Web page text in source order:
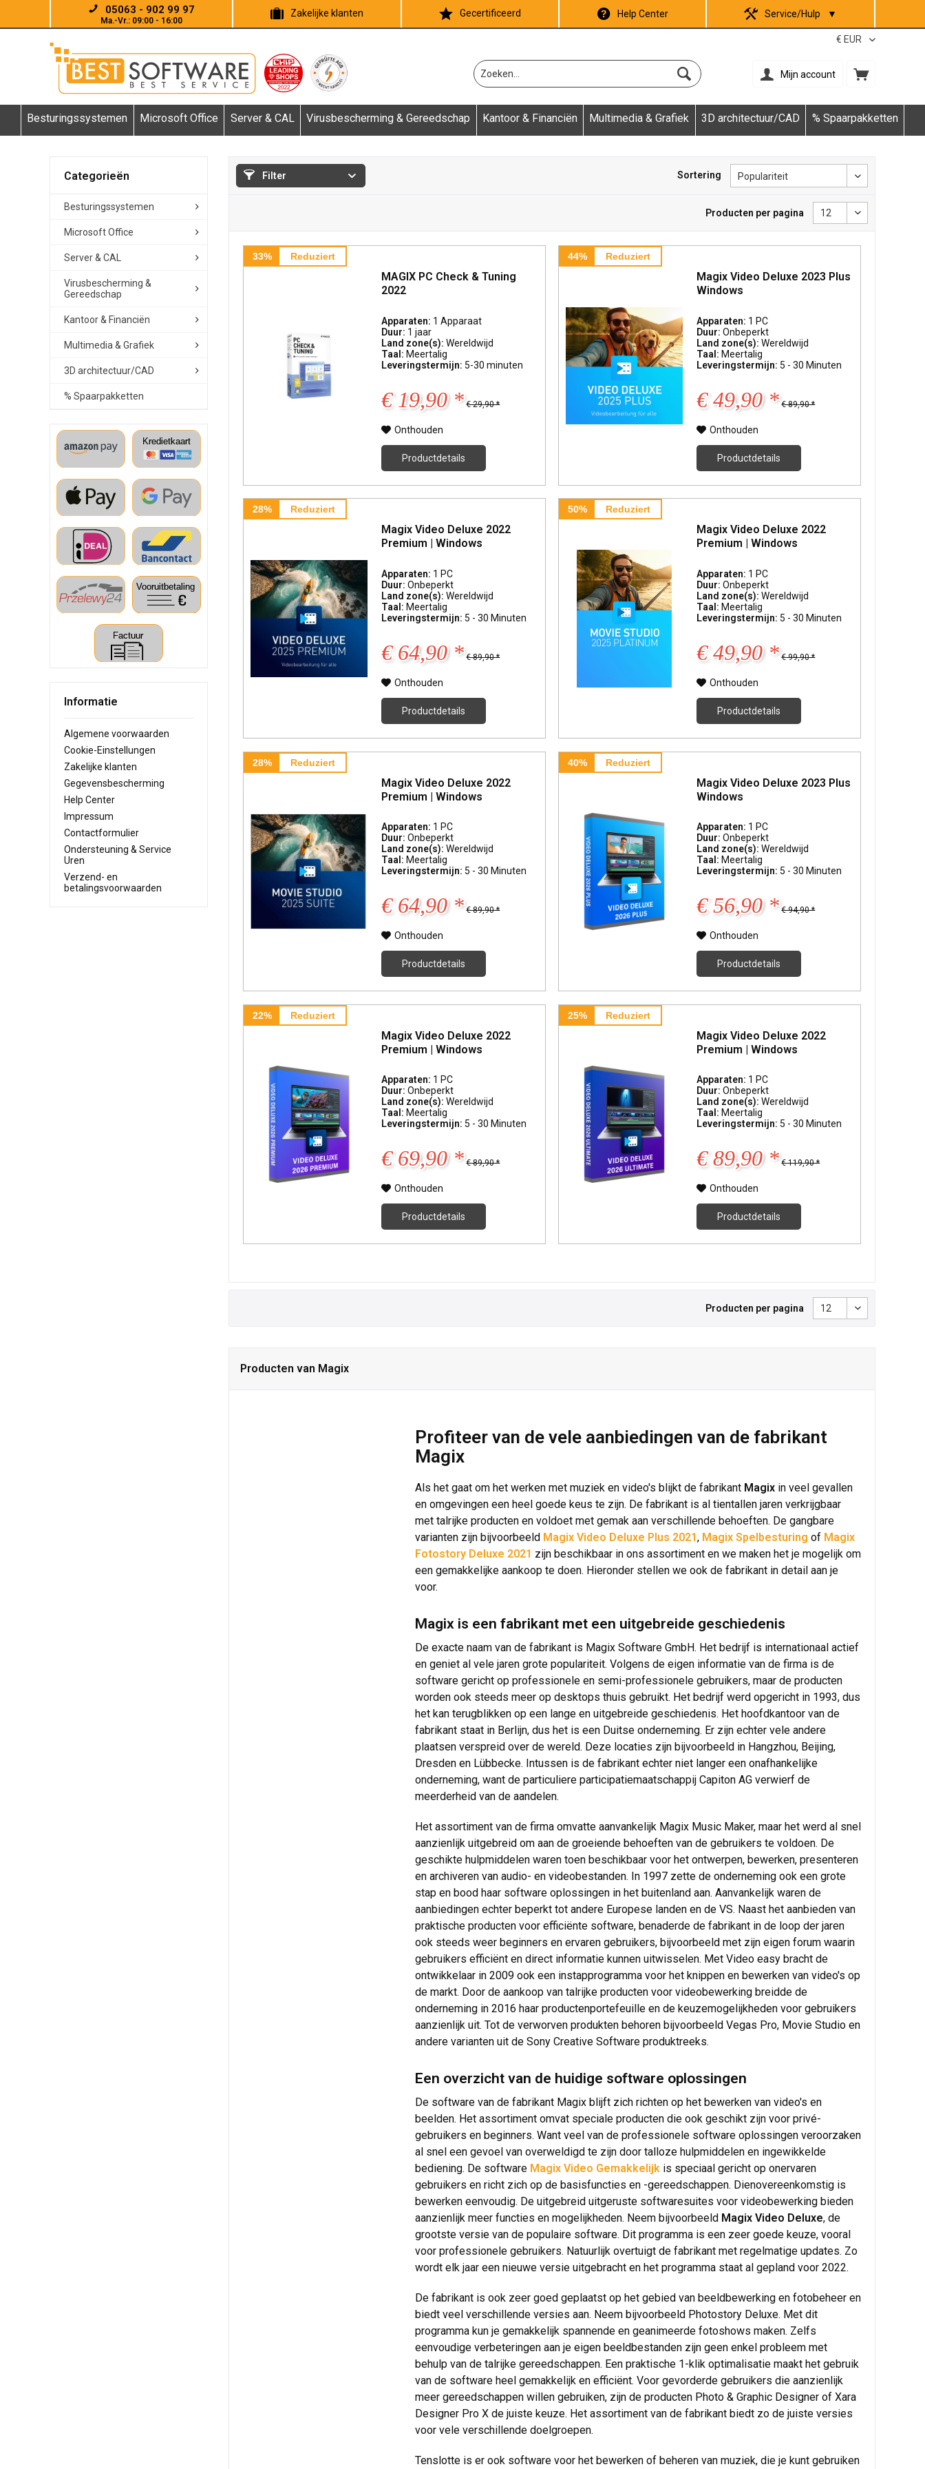
05063 - 902 99 97
Ma.-Vr.: 09:00 - 16:00
Zakelijke klanten Gecertificeerd Help Center Service/Hulp ▼
Mijn account
Besturingssystemen Microsoft Office Server & CAL Virusbescherming & Gereedschap Kantoor & Financiën Multimedia & Grafiek 3D architectuur/CAD % Spaarpakketten
Categorieën
Besturingssystemen
Microsoft Office
Server & CAL
Virusbescherming &
Gereedschap
Kantoor & Financiën
Multimedia & Grafiek
3D architectuur/CAD
% Spaarpakketten
Informatie
Algemene voorwaarden
Cookie-Einstellungen
Zakelijke klanten
Gegevensbescherming
Help Center
Impressum
Contactformulier
Ondersteuning & Service
Uren
Verzend- en
betalingsvoorwaarden
Filter Sortering
Producten per pagina
33% Reduziert
MAGIX PC Check & Tuning
2022
Apparaten: 1 Apparaat
Duur: 1 jaar
Land zone(s):Wereldwijd
Taal: Meertalig
Leveringstermijn: 5-30 minuten
€ 19,90 * € 29,90 *
Onthouden
Productdetails
44% Reduziert
Magix Video Deluxe 2023 Plus
Windows
Apparaten: 1 PC
Duur:Onbeperkt
Land zone(s):Wereldwijd
Taal: Meertalig
Leveringstermijn: 5 - 30 Minuten
€ 49,90 * € 89,90 *
Onthouden
Productdetails
28% Reduziert
Magix Video Deluxe 2022
Premium | Windows
Apparaten: 1 PC
Duur:Onbeperkt
Land zone(s):Wereldwijd
Taal: Meertalig
Leveringstermijn: 5 - 30 Minuten
€ 64,90 * € 89,90 *
Onthouden
Productdetails
50% Reduziert
Magix Video Deluxe 2022
Premium | Windows
Apparaten: 1 PC
Duur:Onbeperkt
Land zone(s):Wereldwijd
Taal: Meertalig
Leveringstermijn: 5 - 30 Minuten
€ 49,90 * € 99,90 *
Onthouden
Productdetails
28% Reduziert
Magix Video Deluxe 2022
Premium | Windows
Apparaten: 1 PC
Duur:Onbeperkt
Land zone(s):Wereldwijd
Taal: Meertalig
Leveringstermijn: 5 - 30 Minuten
€ 64,90 * € 89,90 *
Onthouden
Productdetails
40% Reduziert
Magix Video Deluxe 2023 Plus
Windows
Apparaten: 1 PC
Duur:Onbeperkt
Land zone(s):Wereldwijd
Taal: Meertalig
Leveringstermijn: 5 - 30 Minuten
€ 56,90 * € 94,90 *
Onthouden
Productdetails
22% Reduziert
Magix Video Deluxe 2022
Premium | Windows
Apparaten: 1 PC
Duur:Onbeperkt
Land zone(s):Wereldwijd
Taal: Meertalig
Leveringstermijn: 5 - 30 Minuten
€ 69,90 * € 89,90 *
Onthouden
Productdetails
25% Reduziert
Magix Video Deluxe 2022
Premium | Windows
Apparaten: 1 PC
Duur:Onbeperkt
Land zone(s):Wereldwijd
Taal: Meertalig
Leveringstermijn: 5 - 30 Minuten
€ 89,90 * € 119,90 *
Onthouden
Productdetails
Producten per pagina
Producten van Magix
Profiteer van de vele aanbiedingen van de fabrikant
Magix
Als het gaat om het werken met muziek en video's blijkt de fabrikant Magix in veel gevallen
en omgevingen een heel goede keus te zijn. De fabrikant is al tientallen jaren verkrijgbaar
met talrijke producten en voldoet met gemak aan verschillende behoeften. De gangbare
varianten zijn bijvoorbeeld Magix Video Deluxe Plus 2021, Magix Spelbesturing of Magix
Fotostory Deluxe 2021 zijn beschikbaar in ons assortiment en we maken het je mogelijk om
een gemakkelijke aankoop te doen. Hieronder stellen we ook de fabrikant in detail aan je
voor.
Magix is een fabrikant met een uitgebreide geschiedenis
De exacte naam van de fabrikant is Magix Software GmbH. Het bedrijf is internationaal actief
en geniet al vele jaren grote populariteit. Volgens de eigen informatie van de firma is de
software gericht op professionele en semi-professionele gebruikers, maar de producten
worden ook steeds meer op desktops thuis gebruikt. Het bedrijf werd opgericht in 1993, dus
het kan terugblikken op een lange en uitgebreide geschiedenis. Het hoofdkantoor van de
fabrikant staat in Berlijn, dus het is een Duitse onderneming. Er zijn echter vele andere
plaatsen verspreid over de wereld. Deze locaties zijn bijvoorbeeld in Hangzhou, Beijing,
Dresden en Lübbecke. Intussen is de fabrikant echter niet langer een onafhankelijke
onderneming, want de particuliere participatiemaatschappij Capiton AG verwierf de
meerderheid van de aandelen.
Het assortiment van de firma omvatte aanvankelijk Magix Music Maker, maar het werd al snel
aanzienlijk uitgebreid om aan de groeiende behoeften van de gebruikers te voldoen. De
geschikte hulpmiddelen waren toen beschikbaar voor het ontwerpen, bewerken, presenteren
en archiveren van audio- en videobestanden. In 1997 zette de onderneming ook een grote
stap en bood haar software oplossingen in het buitenland aan. Aanvankelijk waren de
aanbiedingen echter beperkt tot andere Europese landen en de VS. Naast het aanbieden van
praktische producten voor efficiënte software, benaderde de fabrikant in de loop der jaren
ook steeds weer beginners en ervaren gebruikers, bijvoorbeeld met zijn eigen forum waarin
gebruikers efficiënt en direct informatie kunnen uitwisselen. Met Video easy bracht de
ontwikkelaar in 2009 ook een instapprogramma voor het knippen en bewerken van video's op
de markt. Door de aankoop van talrijke producten voor videobewerking breidde de
onderneming in 2016 haar productenportefeuille en de keuzemogelijkheden voor gebruikers
aanzienlijk uit. Tot de verworven produkten behoren bijvoorbeeld Vegas Pro, Movie Studio en
andere varianten uit de Sony Creative Software produktreeks.
Een overzicht van de huidige software oplossingen
De software van de fabrikant Magix blijft zich richten op het bewerken van video's en
beelden. Het assortiment omvat speciale producten die ook geschikt zijn voor privé-
gebruikers en beginners. Want veel van de professionele software oplossingen veroorzaken
al snel een gevoel van overweldigd te zijn door talloze hulpmiddelen en ingewikkelde
bediening. De software Magix Video Gemakkelijk is speciaal gericht op onervaren
gebruikers en richt zich op de basisfuncties en -gereedschappen. Dienovereenkomstig is
bewerken eenvoudig. De uitgebreid uitgeruste softwaresuites voor videobewerking bieden
aanzienlijk meer functies en mogelijkheden. Neem bijvoorbeeld Magix Video Deluxe, de
grootste versie van de populaire software. Dit programma is een zeer goede keuze, vooral
voor professionele gebruikers. Natuurlijk overtuigt de fabrikant met regelmatige updates. Zo
wordt elk jaar een nieuwe versie uitgebracht en het programma staat al gepland voor 2022.
De fabrikant is ook zeer goed geplaatst op het gebied van beeldbewerking en fotobeheer en
biedt veel verschillende versies aan. Neem bijvoorbeeld Photostory Deluxe. Met dit
programma kun je gemakkelijk spannende en geanimeerde fotoshows maken. Zelfs
eenvoudige verbeteringen aan je eigen beeldbestanden zijn geen enkel probleem met
behulp van de talrijke gereedschappen. Een praktische 1-klik optimalisatie maakt het gebruik
van de software heel gemakkelijk en efficiënt. Voor gevorderde gebruikers die aanzienlijk
meer gereedschappen willen gebruiken, zijn de producten Photo & Graphic Designer of Xara
Designer Pro X de juiste keuze. Het assortiment van de fabrikant biedt zo de juiste versies
voor vele verschillende doelgroepen.
Tenslotte is er ook software voor het bewerken of beheren van muziek, die je kunt gebruiken